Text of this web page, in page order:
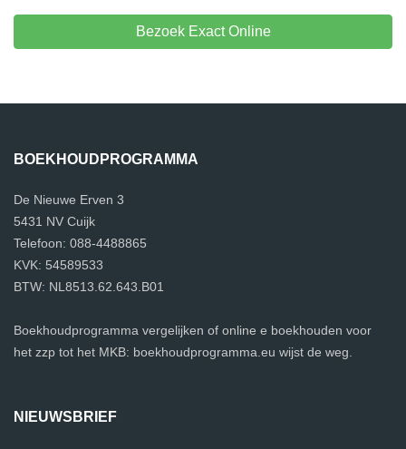
Bezoek Exact Online
BOEKHOUDPROGRAMMA
De Nieuwe Erven 3
5431 NV Cuijk
Telefoon: 088-4488865
KVK: 54589533
BTW: NL8513.62.643.B01
Boekhoudprogramma vergelijken of online e boekhouden voor
het zzp tot het MKB: boekhoudprogramma.eu wijst de weg.
NIEUWSBRIEF